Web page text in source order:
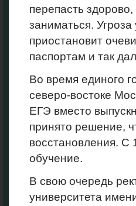
перепасть
заниматься. Угроза
приостановит
паспортам и так
Во время единого
северо-востоке
ЕГЭ вместо
принято решение,
восстановления. С
обучение.
В свою очередь
университета